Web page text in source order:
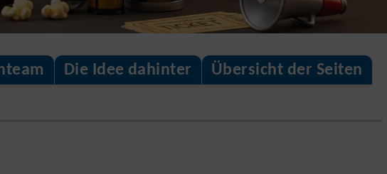
Die Idee dahinter
Übersicht der Seiten